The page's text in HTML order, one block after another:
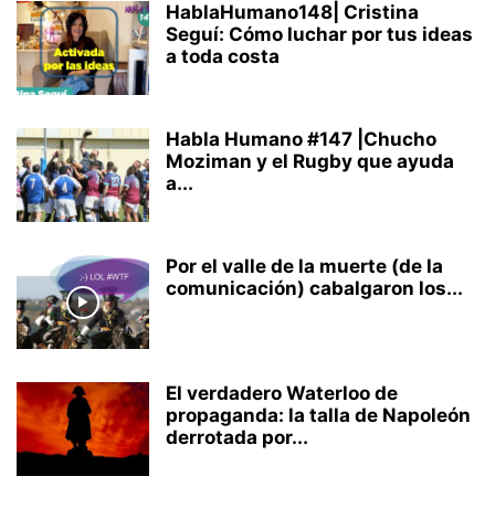
HablaHumano148| Cristina
Seguí: Cómo luchar por tus ideas
a toda costa
Habla Humano #147 |Chucho
Moziman y el Rugby que ayuda
a...
Por el valle de la muerte (de la
comunicación) cabalgaron los...
El verdadero Waterloo de
propaganda: la talla de Napoleón
derrotada por...